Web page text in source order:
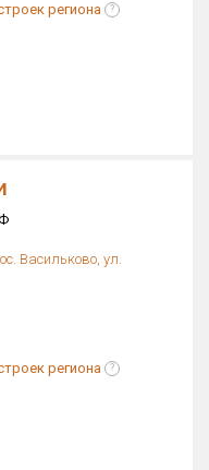
региона ?
Васильково, ул.
региона ?